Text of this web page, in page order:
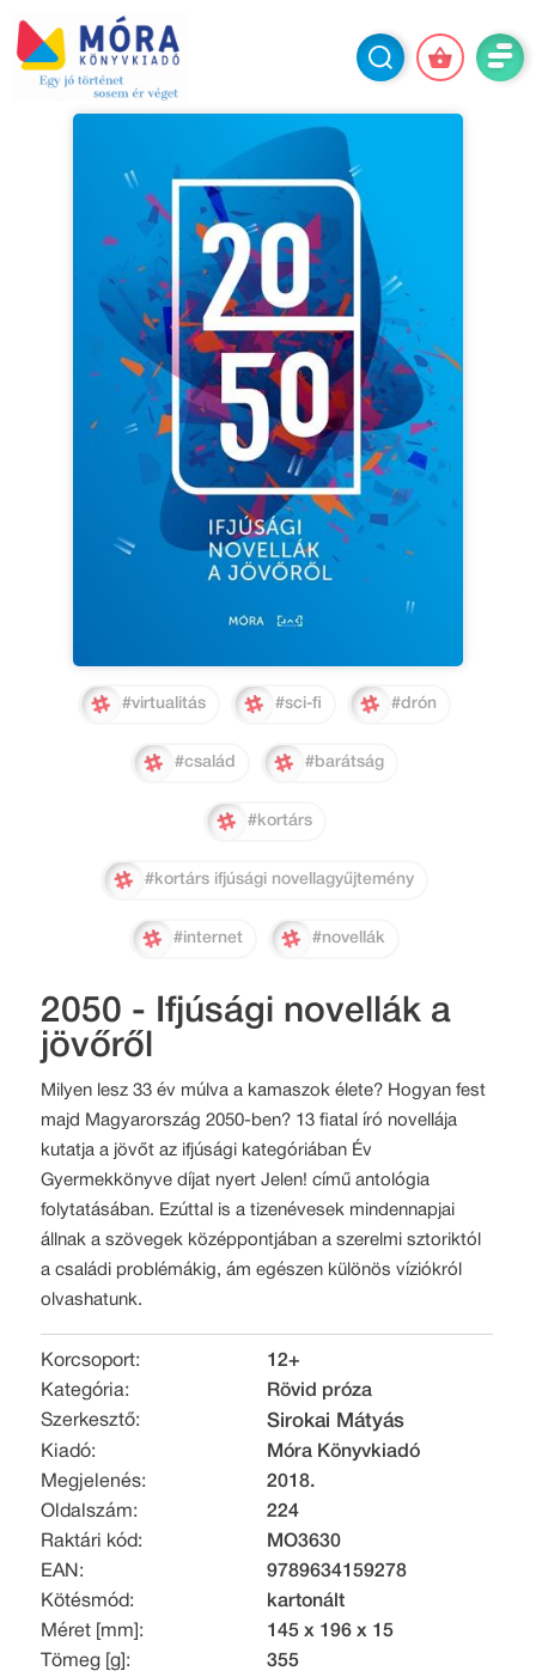
#virtualitás #sci-fi #drón
#család #barátság
#kortárs
#kortárs ifjúsági novellagyűjtemény
#internet #novellák
2050 - Ifjúsági novellák a
jövőről
Milyen lesz 33 év múlva a kamaszok élete? Hogyan fest
majd Magyarország 2050-ben? 13 fiatal író novellája
kutatja a jövőt az ifjúsági kategóriában Év
Gyermekkönyve díjat nyert Jelen! című antológia
folytatásában. Ezúttal is a tizenévesek mindennapjai
állnak a szövegek középpontjában a szerelmi sztoriktól
a családi problémákig, ám egészen különös víziókról
olvashatunk.
Korcsoport:
12+
Kategória:
Rövid próza
Szerkesztő:
Sirokai Mátyás
Kiadó:
Móra Könyvkiadó
Megjelenés:
2018.
Oldalszám:
224
Raktári kód:
MO3630
EAN:
9789634159278
Kötésmód:
kartonált
Méret [mm]:
145 x 196 x 15
Tömeg [g]:
355